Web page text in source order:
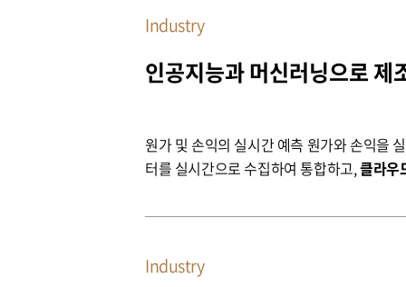
Industry
인공지능과 머신러닝으로 제
원가 및 손익의 실시간 예측 원가와 손익을 실시간으로 예측하고 관리할 수 있는 강력한 도구를 제공합니다. ERP 시스템은 생산, 재고, 판매, 구매 등 다양한 소스에서 데이
터를 실시간으로 수집하여 통합하고,클라우
다.
Industry